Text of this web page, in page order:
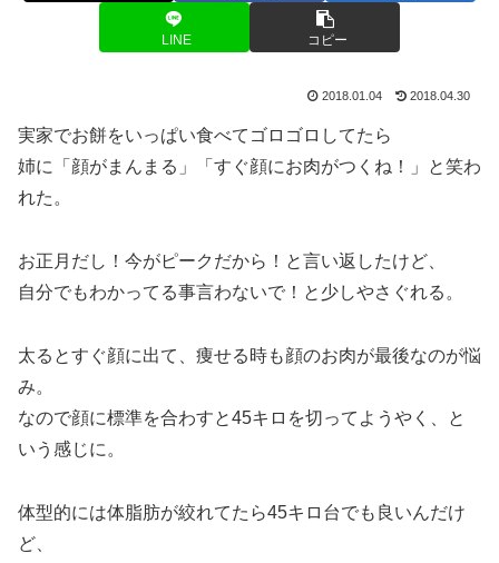
LINE コピー
2018.01.04 2018.04.30
実家でお餅をいっぱい食べてゴロゴロしてたら
姉に「顔がまんまる」「すぐ顔にお肉がつくね！」と笑わ
れた。
お正月だし！今がピークだから！と言い返したけど、
自分でもわかってる事言わないで！と少しやさぐれる。
太るとすぐ顔に出て、痩せる時も顔のお肉が最後なのが悩
み。
なので顔に標準を合わすと45キロを切ってようやく、と
いう感じに。
体型的には体脂肪が絞れてたら45キロ台でも良いんだけ
ど、